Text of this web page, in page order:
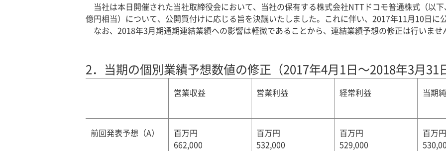
当社は本日開催された当社取締役会において、当社の保有する株式会社NTTドコモ普通株式（以
億円相当）について、公開買付けに応じる旨を決議いたしました。これに伴い、2017年11月10日に
なお、2018年3月期通期連結業績への影響は軽微であることから、連結業績予想の修正は行いませ
2． 当期の個別業績予想数値の修正（2017年4月1日～2018年3月31
営業収益 営業利益 経常利益 当期
前回発表予想（A）
百万円
662,000
百万円
532,000
百万円
529,000
百万円